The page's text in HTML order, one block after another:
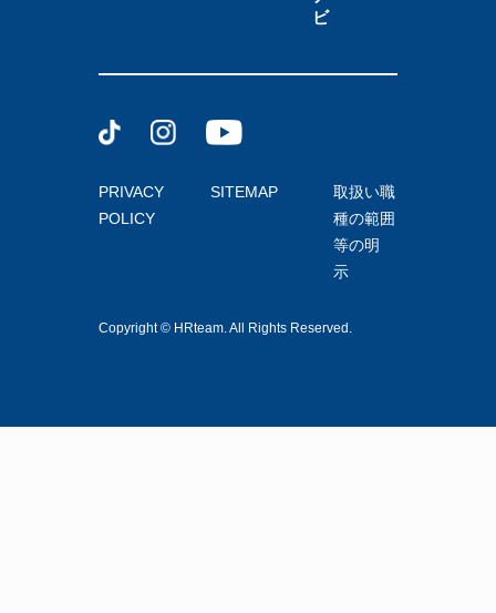
ビ
PRIVACY
POLICY
SITEMAP
取扱い職
種の範囲
等の明
示
Copyright © HRteam. All Rights Reserved.